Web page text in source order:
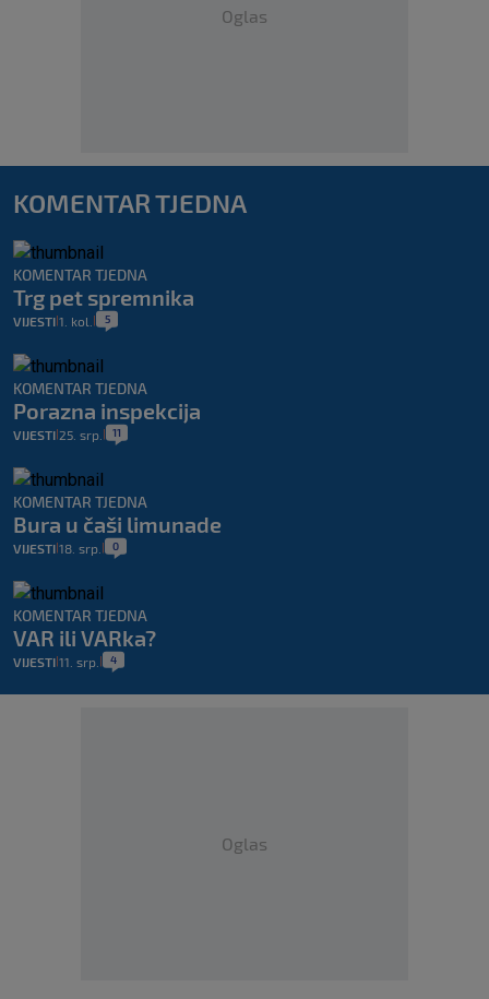
Oglas
KOMENTAR TJEDNA
KOMENTAR TJEDNA
Trg pet spremnika
VIJESTI 1. kol. 5
KOMENTAR TJEDNA
Porazna inspekcija
VIJESTI 25. srp. 11
KOMENTAR TJEDNA
Bura u čaši limunade
VIJESTI 18. srp. 0
KOMENTAR TJEDNA
VAR ili VARka?
VIJESTI 11. srp. 4
Oglas